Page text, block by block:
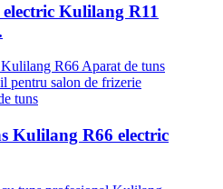
Kulilang R11
Kulilang R66 electric